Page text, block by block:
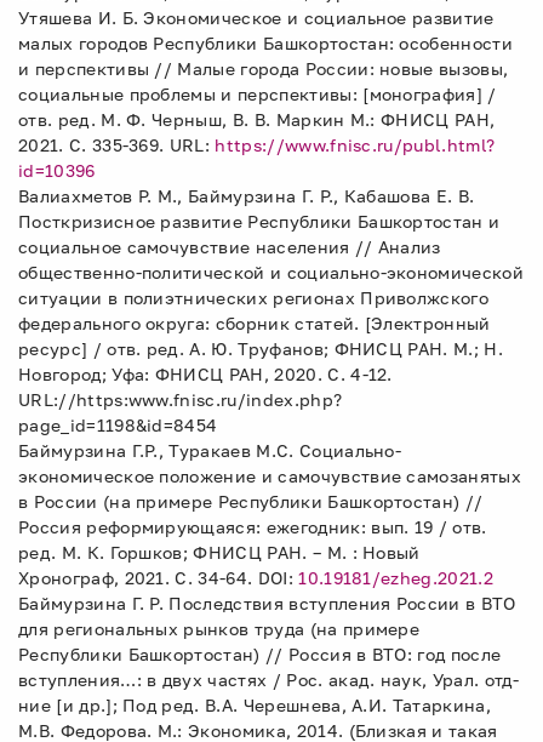
Утяшева И. Б. Экономическое и социальное развитие
малых городов Республики Башкортостан: особенности
и перспективы // Малые города России: новые вызовы,
социальные проблемы и перспективы: [монография] /
отв. ред. М. Ф. Черныш, В. В. Маркин М.: ФНИСЦ РАН,
2021. С. 335-369. URL: https://www.fnisc.ru/publ.html?
id=10396
Валиахметов Р. М., Баймурзина Г. Р., Кабашова Е. В.
Посткризисное развитие Республики Башкортостан и
социальное самочувствие населения // Анализ
общественно-политической и социально-экономической
ситуации в полиэтнических регионах Приволжского
федерального округа: сборник статей. [Электронный
ресурс] / отв. ред. А. Ю. Труфанов; ФНИСЦ РАН. М.; Н.
Новгород; Уфа: ФНИСЦ РАН, 2020. С. 4-12.
URL://https:www.fnisc.ru/index.php?
page_id=1198&id=8454
Баймурзина Г.Р., Туракаев М.С. Социально-
экономическое положение и самочувствие самозанятых
в России (на примере Республики Башкортостан) //
Россия реформирующаяся: ежегодник: вып. 19 / отв.
ред. М. К. Горшков; ФНИСЦ РАН. – М. : Новый
Хронограф, 2021. С. 34-64. DOI:10.19181/ezheg.2021.2
Баймурзина Г. Р. Последствия вступления России в ВТО
для региональных рынков труда (на примере
Республики Башкортостан) // Россия в ВТО: год после
вступления…: в двух частях / Рос. акад. наук, Урал. отд-
ние [и др.]; Под ред. В.А. Черешнева, А.И. Татаркина,
М.В. Федорова. М.: Экономика, 2014. (Близкая и такая